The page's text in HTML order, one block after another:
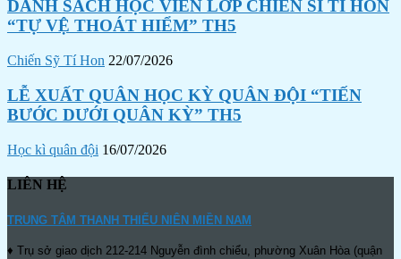
DANH SÁCH HỌC VIÊN LỚP CHIẾN SĨ TÍ HON
“TỰ VỆ THOÁT HIỂM” TH5
Chiến Sỹ Tí Hon 22/07/2026
LỄ XUẤT QUÂN HỌC KỲ QUÂN ĐỘI “TIẾN
BƯỚC DƯỚI QUÂN KỲ” TH5
Học kì quân đội 16/07/2026
LIÊN HỆ
TRUNG TÂM THANH THIẾU NIÊN MIỀN NAM
♦ Trụ sở giao dịch 212-214 Nguyễn đình chiểu, phường Xuân Hòa (quận